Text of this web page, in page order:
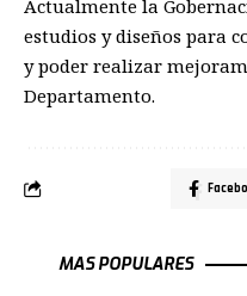
Actualmente la
estudios ydiseños para
y poder realizar
Departamento.
MAS POPULARES